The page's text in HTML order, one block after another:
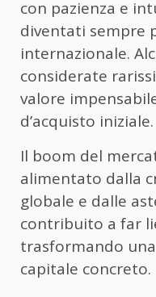
con pazienza e
diventati sempre
internazionale.
considerate
valore
d’acquisto iniziale.
Il boom del
alimentato dalla
globale e dalle
contribuito a far
trasformando
capitale concreto.